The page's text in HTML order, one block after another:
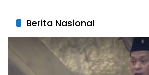
Berita Nasional